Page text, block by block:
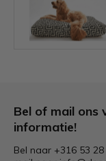
Bel of mail ons
informatie!
Bel naar +316 53